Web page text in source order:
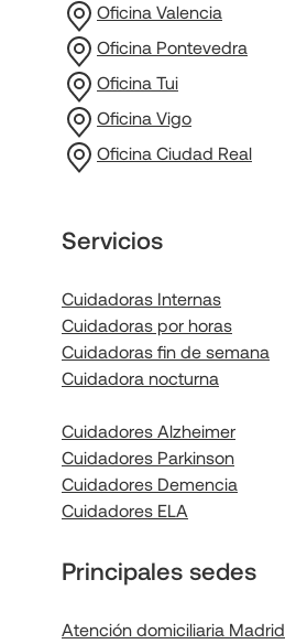
Oficina Valencia
Oficina Pontevedra
Oficina Tui
Oficina Vigo
Oficina Ciudad Real
Servicios
Cuidadoras Internas
Cuidadoras por horas
Cuidadoras fin de semana
Cuidadora nocturna
Cuidadores Alzheimer
Cuidadores Parkinson
Cuidadores Demencia
Cuidadores ELA
Principales sedes
Atención domiciliaria Madrid